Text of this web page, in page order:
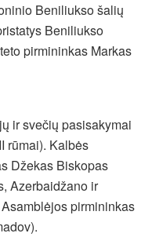
Beniliukso šalių
Beniliukso
pirmininkas Markas
ir svečių pasisakymai
rūmai). Kalbės
Džekas Biskopas
Azerbaidžano ir
pirmininkas